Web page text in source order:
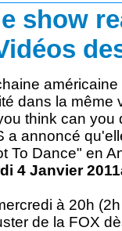
show
dans la même
think can you
a annoncé
To Dance" en
4 Janvier
à 20h
de la FOX